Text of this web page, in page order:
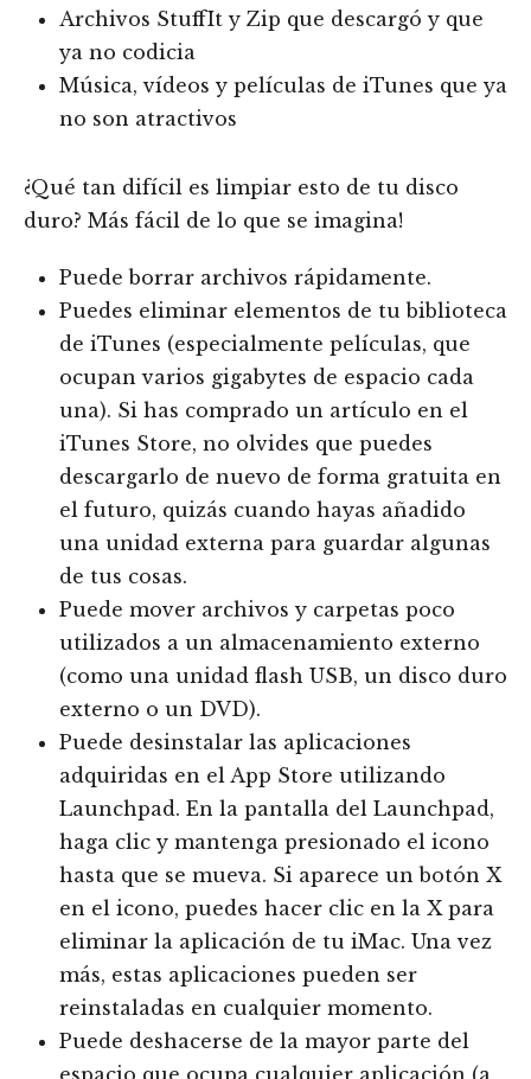
Archivos StuffIt y Zip que descargó y que
ya no codicia
Música, vídeos y películas de iTunes que ya
no son atractivos
¿Qué tan difícil es limpiar esto de tu disco
duro? Más fácil de lo que se imagina!
Puede borrar archivos rápidamente.
Puedes eliminar elementos de tu biblioteca
de iTunes (especialmente películas, que
ocupan varios gigabytes de espacio cada
una). Si has comprado un artículo en el
iTunes Store, no olvides que puedes
descargarlo de nuevo de forma gratuita en
el futuro, quizás cuando hayas añadido
una unidad externa para guardar algunas
de tus cosas.
Puede mover archivos y carpetas poco
utilizados a un almacenamiento externo
(como una unidad flash USB, un disco duro
externo o un DVD).
Puede desinstalar las aplicaciones
adquiridas en el App Store utilizando
Launchpad. En la pantalla del Launchpad,
haga clic y mantenga presionado el icono
hasta que se mueva. Si aparece un botón X
en el icono, puedes hacer clic en la X para
eliminar la aplicación de tu iMac. Una vez
más, estas aplicaciones pueden ser
reinstaladas en cualquier momento.
Puede deshacerse de la mayor parte del